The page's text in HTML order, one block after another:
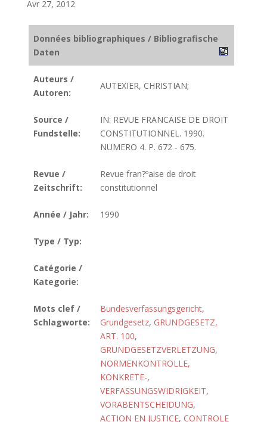
Avr 27, 2012
Données bibliographiques / Bibliografische
Daten
Auteurs /
Autoren:
AUTEXIER, CHRISTIAN;
Source /
Fundstelle:
IN: REVUE FRANCAISE DE DROIT
CONSTITUTIONNEL. 1990.
NUMERO 4. P. 672 - 675.
Revue /
Zeitschrift:
Revue fran?ºaise de droit
constitutionnel
Année / Jahr: 1990
Type / Typ:
Catégorie /
Kategorie:
Mots clef /
Schlagworte:
Bundesverfassungsgericht,
Grundgesetz, GRUNDGESETZ,
ART. 100,
GRUNDGESETZVERLETZUNG,
NORMENKONTROLLE,
KONKRETE-,
VERFASSUNGSWIDRIGKEIT,
VORABENTSCHEIDUNG,
ACTION EN JUSTICE, CONTROLE